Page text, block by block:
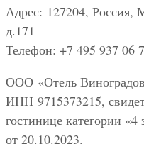
Адрес: 127204, Россия,
д.171
Телефон: +7 495 937 06
ООО «Отель
ИНН 9715373215,
гостинице категории
от 20.10.2023.